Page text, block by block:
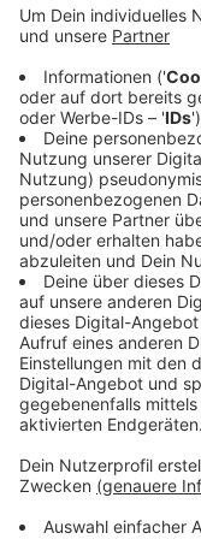
Das ist zwischen
sind
die Fahrradfahrerin
Unfallstelle war
gelandet. Er setzt
Team mit
Spuren.
Anzeige